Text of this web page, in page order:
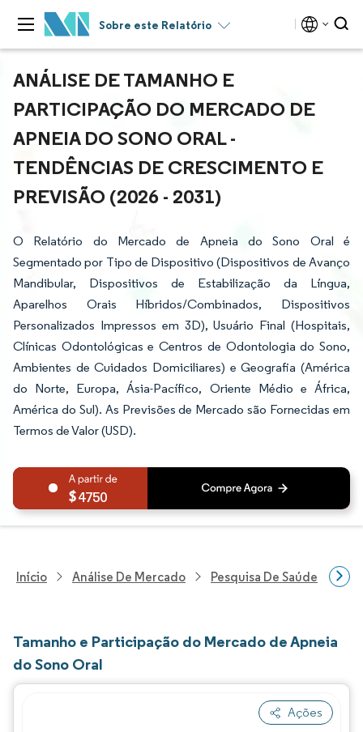
Sobre este Relatório
ANÁLISE DE TAMANHO E
PARTICIPAÇÃO DO MERCADO DE
APNEIA DO SONO ORAL -
TENDÊNCIAS DE CRESCIMENTO E
PREVISÃO (2026 - 2031)
O Relatório do Mercado de Apneia do Sono Oral é
Segmentado por Tipo de Dispositivo (Dispositivos de Avanço
Mandibular, Dispositivos de Estabilização da Língua,
Aparelhos Orais Híbridos/Combinados, Dispositivos
Personalizados Impressos em 3D), Usuário Final (Hospitais,
Clínicas Odontológicas e Centros de Odontologia do Sono,
Ambientes de Cuidados Domiciliares) e Geografia (América
do Norte, Europa, Ásia-Pacífico, Oriente Médio e África,
América do Sul). As Previsões de Mercado são Fornecidas em
Termos de Valor (USD).
4750
Início Análise De Mercado Pesquisa De Saúde
Tamanho e Participação do Mercado de Apneia
do Sono Oral
Ações